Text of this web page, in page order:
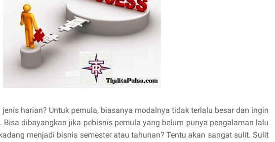
harian? Untuk pemula, biasanya modalnya tidak terlalu besar dan ingin
Bisa dibayangkan jika pebisnis pemula yang belum punya pengalaman lalu
menjadi bisnis semester atau tahunan? Tentu akan sangat sulit. Sulit